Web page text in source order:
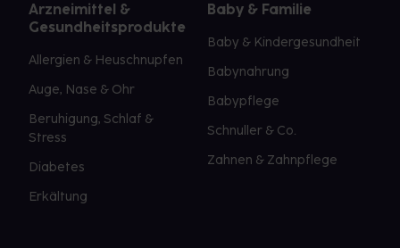
Arzneimittel &
Gesundheitsprodukte
Allergien & Heuschnupfen
Auge, Nase & Ohr
Beruhigung, Schlaf &
Stress
Diabetes
Erkältung
Baby & Familie
Baby & Kindergesundheit
Babynahrung
Babypflege
Schnuller & Co.
Zahnen & Zahnpflege